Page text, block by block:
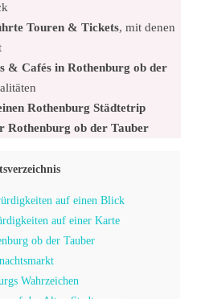
Touren & Tickets, mit denen
& Cafés in Rothenburg ob der
Rothenburg Städtetrip
Rothenburg ob der Tauber
auf einen Blick
auf einer Karte
ob der Tauber
Wahrzeichen